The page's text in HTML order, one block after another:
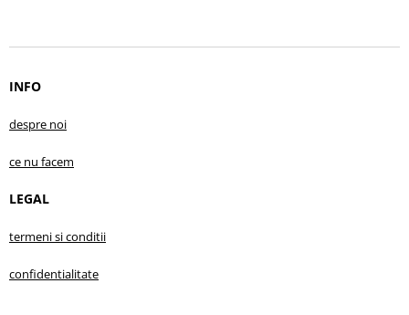
INFO
despre noi
ce nu facem
LEGAL
termeni si conditii
confidentialitate